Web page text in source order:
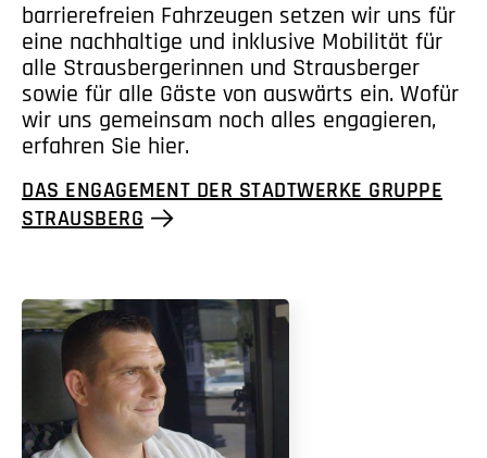
barrierefreien Fahrzeugen setzen wir uns für
eine nachhaltige und inklusive Mobilität für
alle Strausbergerinnen und Strausberger
sowie für alle Gäste von auswärts ein. Wofür
wir uns gemeinsam noch alles engagieren,
erfahren Sie hier.
DAS ENGAGEMENT DER STADTWERKE GRUPPE
STRAUSBERG